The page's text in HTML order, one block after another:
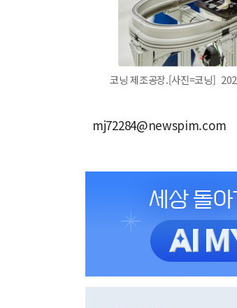
코닝 제조공장.[사진=코닝]
mj72284@newspim.com